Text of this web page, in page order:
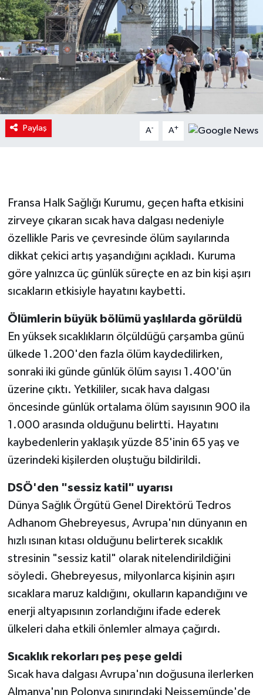
Paylaş A- A+
Fransa Halk Sağlığı Kurumu, geçen hafta etkisini
zirveye çıkaran sıcak hava dalgası nedeniyle
özellikle Paris ve çevresinde ölüm sayılarında
dikkat çekici artış yaşandığını açıkladı. Kuruma
göre yalnızca üç günlük süreçte en az bin kişi aşırı
sıcakların etkisiyle hayatını kaybetti.
Ölümlerin büyük bölümü yaşlılarda görüldü
En yüksek sıcaklıkların ölçüldüğü çarşamba günü
ülkede 1.200'den fazla ölüm kaydedilirken,
sonraki iki günde günlük ölüm sayısı 1.400'ün
üzerine çıktı. Yetkililer, sıcak hava dalgası
öncesinde günlük ortalama ölüm sayısının 900 ila
1.000 arasında olduğunu belirtti. Hayatını
kaybedenlerin yaklaşık yüzde 85'inin 65 yaş ve
üzerindeki kişilerden oluştuğu bildirildi.
DSÖ'den "sessiz katil" uyarısı
Dünya Sağlık Örgütü Genel Direktörü Tedros
Adhanom Ghebreyesus, Avrupa'nın dünyanın en
hızlı ısınan kıtası olduğunu belirterek sıcaklık
stresinin "sessiz katil" olarak nitelendirildiğini
söyledi. Ghebreyesus, milyonlarca kişinin aşırı
sıcaklara maruz kaldığını, okulların kapandığını ve
enerji altyapısının zorlandığını ifade ederek
ülkeleri daha etkili önlemler almaya çağırdı.
Sıcaklık rekorları peş peşe geldi
Sıcak hava dalgası Avrupa'nın doğusuna ilerlerken
Almanya'nın Polonya sınırındaki Neissemünde'de